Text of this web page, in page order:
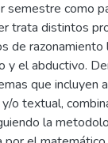
semestre como
trata distintos
de
y el abductivo.
que incluyen
o textual,
la